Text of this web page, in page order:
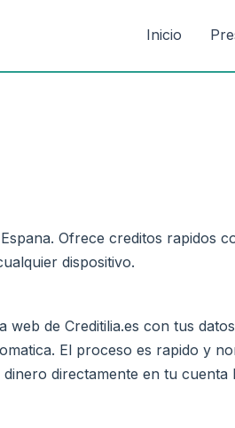
Inicio
Ofrece creditos rapidos
dispositivo.
de Creditilia.es con tus
El proceso es rapido y
directamente en tu cuenta